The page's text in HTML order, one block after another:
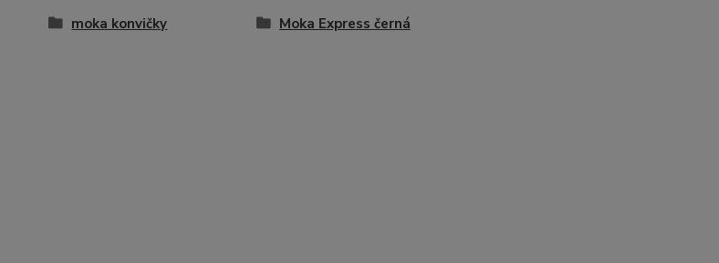
moka konvičky Moka Express černá